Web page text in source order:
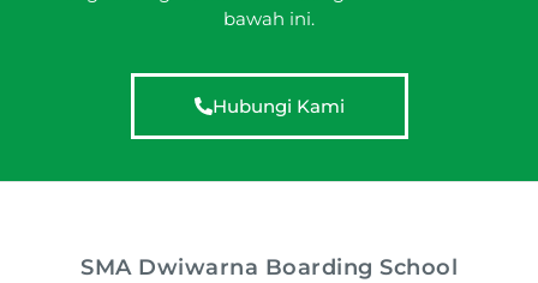
bawah ini.
Hubungi Kami
SMA Dwiwarna Boarding School